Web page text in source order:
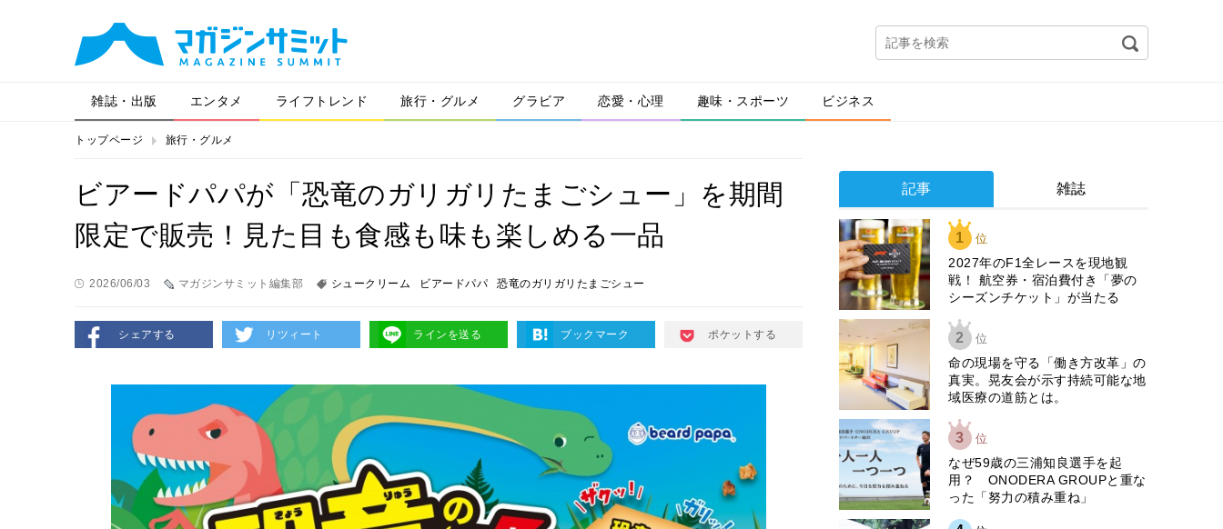
雑誌・出版 エンタメ ライフトレンド 旅行・グルメ グラビア 恋愛・心理 趣味・スポーツ ビジネス
トップページ 旅行・グルメ
ビアードパパが「恐竜のガリガリたまごシュー」を期間
限定で販売！見た目も食感も味も楽しめる一品
2026/06/03 マガジンサミット編集部 シュークリーム ビアードパパ 恐竜のガリガリたまごシュー
シェアする リツィート ラインを送る ブックマーク ポケットする
記事 雑誌
1 位
2027年のF1全レースを現地観
戦！ 航空券・宿泊費付き「夢の
シーズンチケット」が当たる
2 位
​命の現場を守る「働き方改革」の
真実。晃友会が示す持続可能な地
域医療の道筋とは。
3 位
なぜ59歳の三浦知良選手を起
用？ ONODERA GROUPと重な
った「努力の積み重ね」